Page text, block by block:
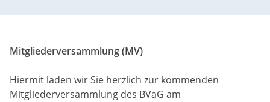
Mitgliederversammlung (MV)
Hiermit laden wir Sie herzlich zur kommenden
Mitgliederversammlung des BVaG am